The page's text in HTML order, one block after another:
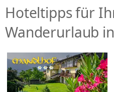
Hoteltipps für
Wanderurlaub